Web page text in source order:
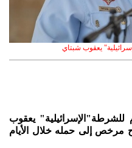
يعقوب شبتاي
للشرطة"الإسرائيلية" يعقوب
مرخص إلى حمله خلال الأيام